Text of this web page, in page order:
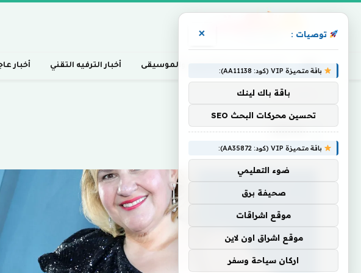
أخبار السينما، التلفزيون، والموسيقى أخبار الترفيه التقني أخبار
Home»
AMPAS
توصيات : ×
باقة متميزة VIP (كود: AA11138):
باقة باك لينك
تحسين محركات البحث SEO
باقة متميزة VIP (كود: AA35872):
ضوء التعليمي
صحيفة برق
موقع اشراقات
موقع اشراق اون لاين
اركان سياحة وسفر